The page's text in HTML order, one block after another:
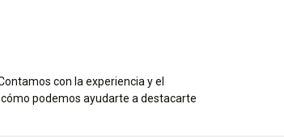
con la experiencia y el
podemos ayudarte a destacarte